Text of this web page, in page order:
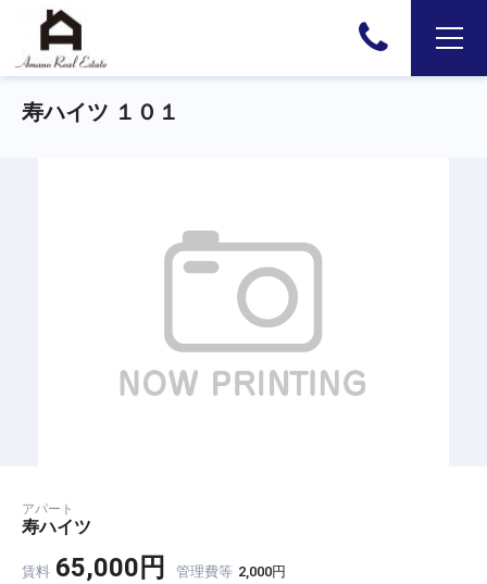
寿ハイツ １０１
アパート
寿ハイツ
賃料 65,000円 管理費等 2,000円